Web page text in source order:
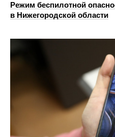
Режим беспилотной
в Нижегородской области